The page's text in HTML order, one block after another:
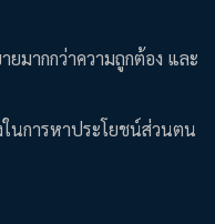
มากกว่าความถูกต้อง และ
ในการหาประโยชน์ส่วนตน